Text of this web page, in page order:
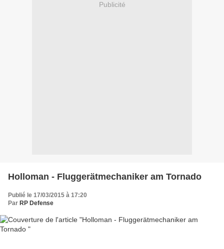
Publicité
Holloman - Fluggerätmechaniker am Tornado
Publié le 17/03/2015 à 17:20
Par RP Defense